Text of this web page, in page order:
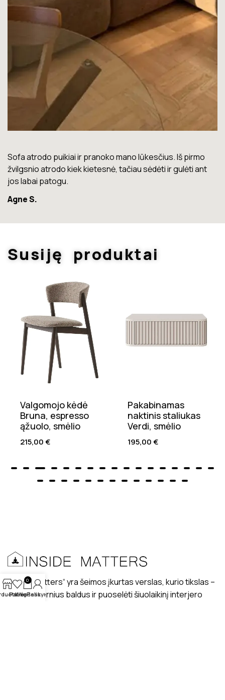
ant
Lova labai gera. Šiuo metu neturiu jokių
Marius T.
Susiję produktai
Valgomojo kėdė
Bruna, espresso
ąžuolo, smėlio
215,00€
Pakabinamas
naktinis staliukas
Verdi, smėlio
195,00€
„Inside matters“ yra šeimos įkurtas verslas, kurio tikslas –
kurti modernius baldus ir puoselėti šiuolaikinį interjero
Patikę
0
Krepšelis
Paskyra